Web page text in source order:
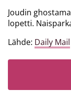
Joudin
lopetti.
Lähde: Daily Mail